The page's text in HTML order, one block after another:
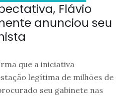
Flávio
anunciou seu
que a iniciativa
legítima de milhões de
seu gabinete nas